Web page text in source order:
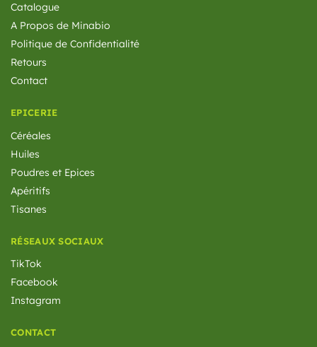
Catalogue
A Propos de Minabio
Politique de Confidentialité
Retours
Contact
EPICERIE
Céréales
Huiles
Poudres et Epices
Apéritifs
Tisanes
RÉSEAUX SOCIAUX
TikTok
Facebook
Instagram
CONTACT